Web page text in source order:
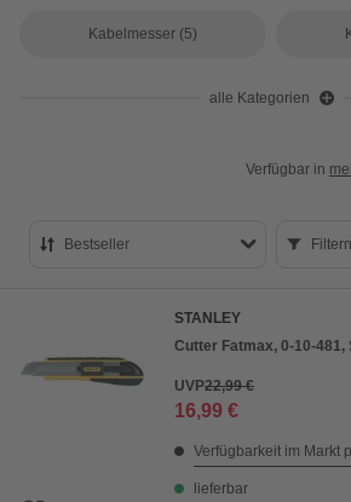
Kabelmesser (5)
alle Kategorien
Verfügbar in
Bestseller
Preis aufsteigend
Preis absteigend
Filtern
STANLEY
Cutter Fatmax, 0-10-481,
UVP22,99 €
16,99 €
Verfügbarkeit im Markt
lieferbar